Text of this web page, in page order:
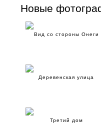
Новые
Вид со стороны Онеги
Деревенская улица
Третий дом